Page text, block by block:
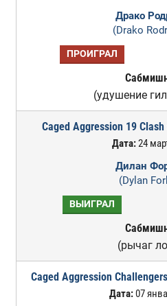
Драко
(Drako
ПРОИГРАЛ
(удушение
Caged Aggression 19
Дата:24
Дилан
(Dylan
ВЫИГРАЛ
(рычаг
Caged Aggression
Дата:07